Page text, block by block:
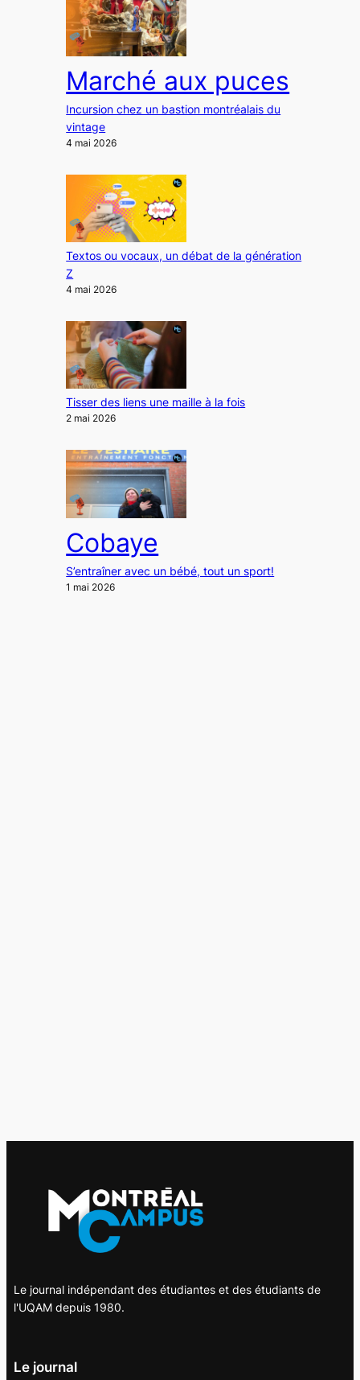
Marché aux puces
Incursion chez un bastion montréalais du
vintage
4 mai 2026
Textos ou vocaux, un débat de la génération
Z
4 mai 2026
Tisser des liens une maille à la fois
2 mai 2026
Cobaye
S’entraîner avec un bébé, tout un sport!
1 mai 2026
Le journal indépendant des étudiantes et des étudiants de
l'UQAM depuis 1980.
Le journal